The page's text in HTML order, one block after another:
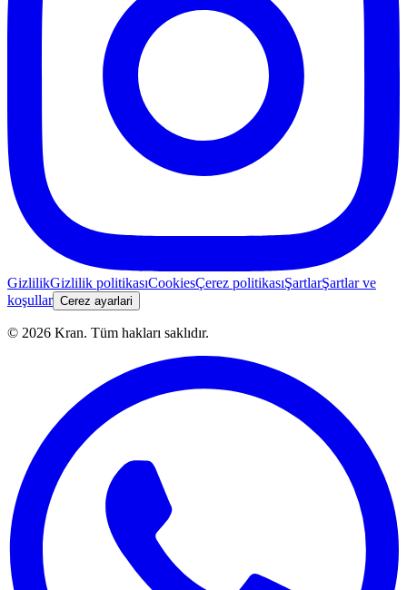
GizlilikGizlilik politikasıCookiesÇerez politikasıŞartlarŞartlar ve
koşullar Cerez ayarlari
© 2026 Kran. Tüm hakları saklıdır.